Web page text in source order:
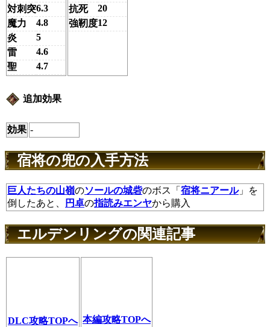
対刺突6.3
魔力
4.8
炎
5
雷
4.6
聖
4.7
抗死
20
強靭度12
追加効果
効果 -
宿将の兜の入手方法
巨人たちの山嶺のソールの城砦のボス「 宿将ニアール」を
倒したあと、
円卓の指読みエンヤから購入
エルデンリングの関連記事
DLC攻略TOPへ 本編攻略TOPへ